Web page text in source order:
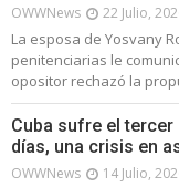
OWWNews 22 Julio,
La esposa de Yosvany
penitenciarias le
opositor rechazó la
Cuba sufre el
días, una crisis en
OWWNews 14 Julio,